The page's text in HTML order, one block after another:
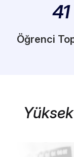
41
Öğrenci